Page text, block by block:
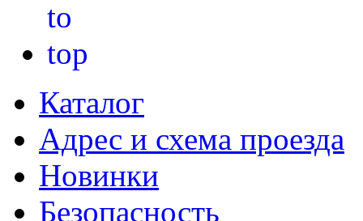
Каталог
Адрес и схема проезда
Новинки
Безопасность